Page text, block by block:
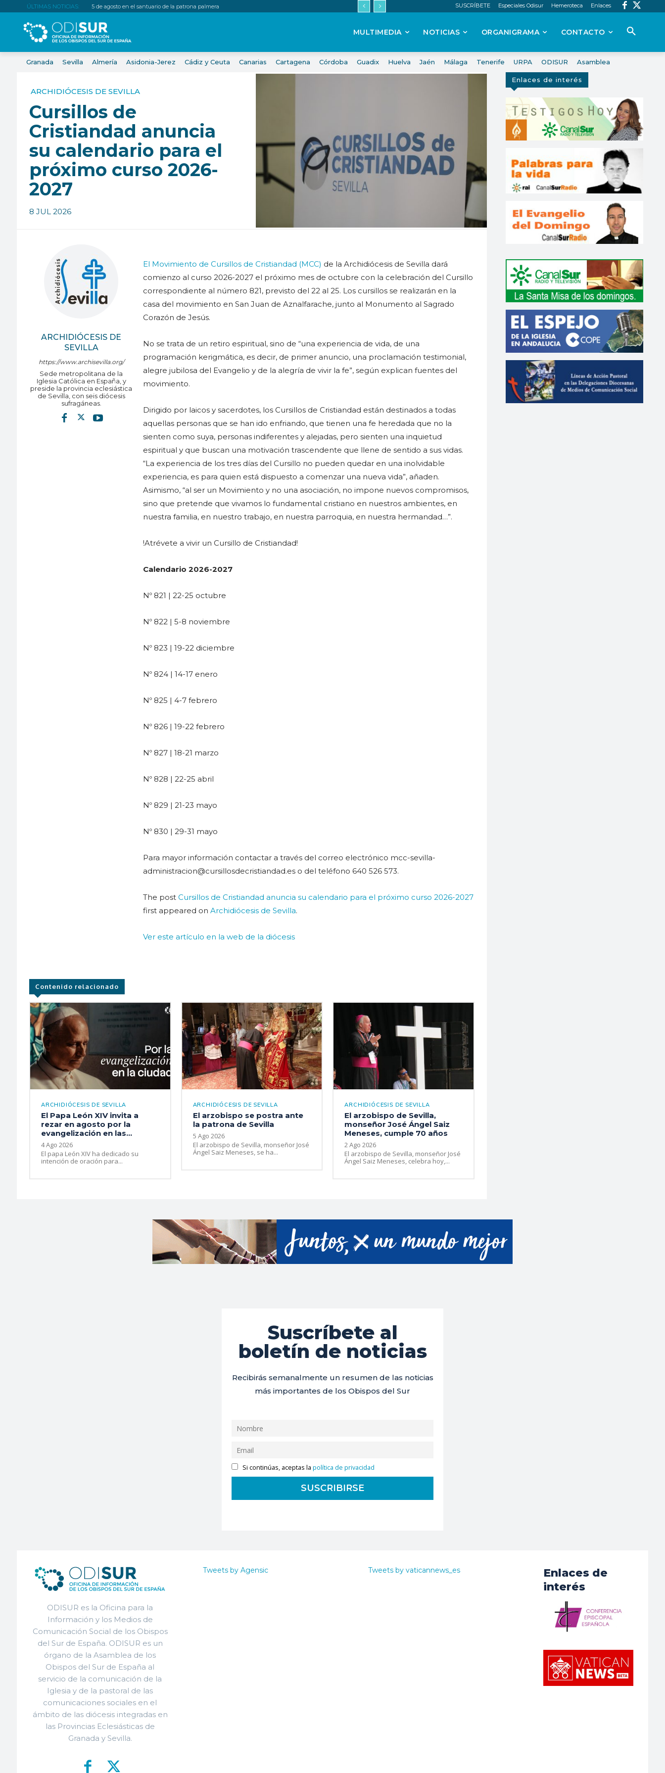
ÚLTIMAS NOTICIAS: 5 de agosto en el santuario de la patrona palmera SUSCRÍBETE Especiales Odisur Hemeroteca Enlaces
MULTIMEDIA NOTICIAS ORGANIGRAMA CONTACTO
Granada Sevilla Almería Asidonia-Jerez Cádiz y Ceuta Canarias Cartagena Córdoba Guadix Huelva Jaén Málaga Tenerife URPA ODISUR Asamblea
ARCHIDIÓCESIS DE SEVILLA
Cursillos de
Cristiandad anuncia
su calendario para el
próximo curso 2026-
2027
8 JUL 2026
ARCHIDIÓCESIS DE
SEVILLA
https://www.archisevilla.org/
Sede metropolitana de la
Iglesia Católica en España, y
preside la provincia eclesiástica
de Sevilla, con seis diócesis
sufragáneas.
El Movimiento de Cursillos de Cristiandad (MCC) de la Archidiócesis de Sevilla dará
comienzo al curso 2026-2027 el próximo mes de octubre con la celebración del Cursillo
correspondiente al número 821, previsto del 22 al 25. Los cursillos se realizarán en la
casa del movimiento en San Juan de Aznalfarache, junto al Monumento al Sagrado
Corazón de Jesús.
No se trata de un retiro espiritual, sino de “una experiencia de vida, de una
programación kerigmática, es decir, de primer anuncio, una proclamación testimonial,
alegre jubilosa del Evangelio y de la alegría de vivir la fe”, según explican fuentes del
movimiento.
Dirigido por laicos y sacerdotes, los Cursillos de Cristiandad están destinados a todas
aquellas personas que se han ido enfriando, que tienen una fe heredada que no la
sienten como suya, personas indiferentes y alejadas, pero sienten una inquietud
espiritual y que buscan una motivación trascendente que llene de sentido a sus vidas.
“La experiencia de los tres días del Cursillo no pueden quedar en una inolvidable
experiencia, es para quien está dispuesto a comenzar una nueva vida”, añaden.
Asimismo, “al ser un Movimiento y no una asociación, no impone nuevos compromisos,
sino que pretende que vivamos lo fundamental cristiano en nuestros ambientes, en
nuestra familia, en nuestro trabajo, en nuestra parroquia, en nuestra hermandad…”.
!Atrévete a vivir un Cursillo de Cristiandad!
Calendario 2026-2027
Nº 821 | 22-25 octubre
Nº 822 | 5-8 noviembre
Nº 823 | 19-22 diciembre
Nº 824 | 14-17 enero
Nº 825 | 4-7 febrero
Nº 826 | 19-22 febrero
Nº 827 | 18-21 marzo
Nº 828 | 22-25 abril
Nº 829 | 21-23 mayo
Nº 830 | 29-31 mayo
Para mayor información contactar a través del correo electrónico mcc-sevilla-
administracion@cursillosdecristiandad.es o del teléfono 640 526 573.
The post Cursillos de Cristiandad anuncia su calendario para el próximo curso 2026-2027
first appeared on Archidiócesis de Sevilla.
Ver este artículo en la web de la diócesis
Contenido relacionado
ARCHIDIÓCESIS DE SEVILLA
El Papa León XIV invita a
rezar en agosto por la
evangelización en las...
4 Ago 2026
El papa León XIV ha dedicado su
intención de oración para...
ARCHIDIÓCESIS DE SEVILLA
El arzobispo se postra ante
la patrona de Sevilla
5 Ago 2026
El arzobispo de Sevilla, monseñor José
Ángel Saiz Meneses, se ha...
ARCHIDIÓCESIS DE SEVILLA
El arzobispo de Sevilla,
monseñor José Ángel Saiz
Meneses, cumple 70 años
2 Ago 2026
El arzobispo de Sevilla, monseñor José
Ángel Saiz Meneses, celebra hoy,...
Enlaces de interés
Suscríbete al
boletín de noticias
Recibirás semanalmente un resumen de las noticias
más importantes de los Obispos del Sur
Si continúas, aceptas lapolítica de privacidad
ODISUR es la Oficina para la
Información y los Medios de
Comunicación Social de los Obispos
del Sur de España. ODISUR es un
órgano de la Asamblea de los
Obispos del Sur de España al
servicio de la comunicación de la
Iglesia y de la pastoral de las
comunicaciones sociales en el
ámbito de las diócesis integradas en
las Provincias Eclesiásticas de
Granada y Sevilla.
Tweets by Agensic Tweets by vaticannews_es
Enlaces de
interés